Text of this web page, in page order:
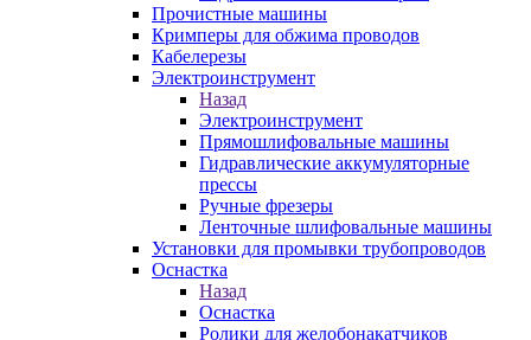
Прочистные машины
Кримперы для обжима проводов
Кабелерезы
Электроинструмент
Назад
Электроинструмент
Прямошлифовальные машины
Гидравлические аккумуляторные
прессы
Ручные фрезеры
Ленточные шлифовальные машины
Установки для промывки трубопроводов
Оснастка
Назад
Оснастка
Ролики для желобонакатчиков